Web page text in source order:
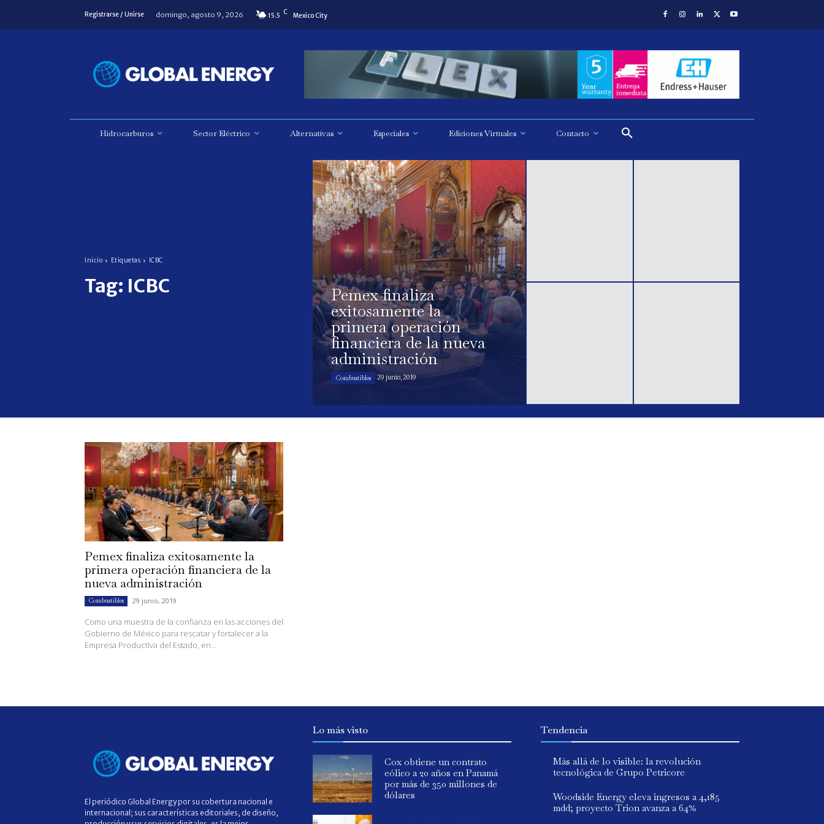
Registrarse / Unirse domingo, agosto 9, 2026 15.5 C Mexico City
Hidrocarburos Sector Eléctrico Alternativas Especiales Ediciones Virtuales Contacto
Inicio Etiquetas ICBC
Tag: ICBC Pemex finaliza
exitosamente la
primera operación
financiera de la nueva
administración
Combustibles 29 junio, 2019
Pemex finaliza exitosamente la
primera operación financiera de la
nueva administración
Combustibles 29 junio, 2019
Como una muestra de la confianza en las acciones del
Gobierno de México para rescatar y fortalecer a la
Empresa Productiva del Estado, en...
El periódico Global Energy por su cobertura nacional e
internacional; sus características editoriales, de diseño,
Lo más visto
Cox obtiene un contrato
eólico a 20 años en Panamá
por más de 350 millones de
dólares
Tendencia
Más allá de lo visible: la revolución
tecnológica de Grupo Petricore
Woodside Energy eleva ingresos a 4,185
mdd; proyecto Trion avanza a 64%